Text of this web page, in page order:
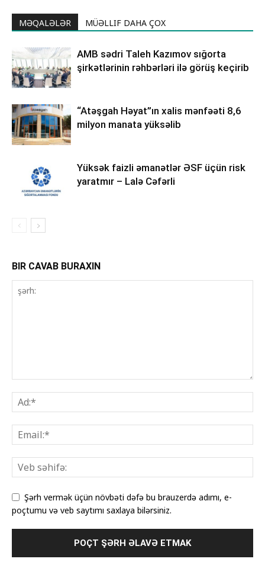
MƏQALƏLƏR MÜƏLLIF DAHA ÇOX
AMB sədri Taleh Kazımov sığorta
şirkətlərinin rəhbərləri ilə görüş keçirib
“Atəşgah Həyat”ın xalis mənfəəti 8,6
milyon manata yüksəlib
Yüksək faizli əmanətlər ƏSF üçün risk
yaratmır – Lalə Cəfərli
BIR CAVAB BURAXIN
Şərh vermək üçün növbəti dəfə bu brauzerdə adımı, e-
poçtumu və veb saytımı saxlaya bilərsiniz.